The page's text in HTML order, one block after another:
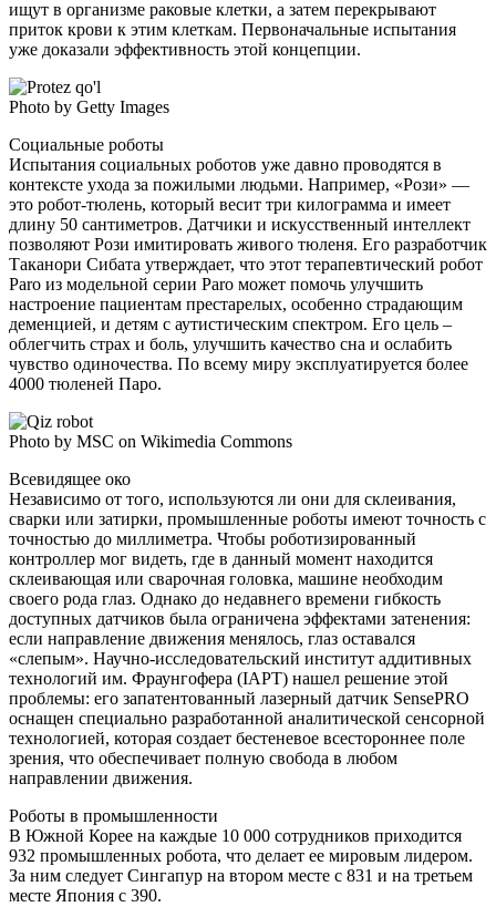
ищут в организме раковые клетки, а затем перекрывают
приток крови к этим клеткам. Первоначальные испытания
уже доказали эффективность этой концепции.
Photo by Getty Images
Социальные роботы
Испытания социальных роботов уже давно проводятся в
контексте ухода за пожилыми людьми. Например, «Рози» —
это робот-тюлень, который весит три килограмма и имеет
длину 50 сантиметров. Датчики и искусственный интеллект
позволяют Рози имитировать живого тюленя. Его разработчик
Таканори Сибата утверждает, что этот терапевтический робот
Paro из модельной серии Paro может помочь улучшить
настроение пациентам престарелых, особенно страдающим
деменцией, и детям с аутистическим спектром. Его цель –
облегчить страх и боль, улучшить качество сна и ослабить
чувство одиночества. По всему миру эксплуатируется более
4000 тюленей Паро.
Photo by MSC on Wikimedia Commons
Всевидящее око
Независимо от того, используются ли они для склеивания,
сварки или затирки, промышленные роботы имеют точность с
точностью до миллиметра. Чтобы роботизированный
контроллер мог видеть, где в данный момент находится
склеивающая или сварочная головка, машине необходим
своего рода глаз. Однако до недавнего времени гибкость
доступных датчиков была ограничена эффектами затенения:
если направление движения менялось, глаз оставался
«слепым». Научно-исследовательский институт аддитивных
технологий им. Фраунгофера (IAPT) нашел решение этой
проблемы: его запатентованный лазерный датчик SensePRO
оснащен специально разработанной аналитической сенсорной
технологией, которая создает бестеневое всестороннее поле
зрения, что обеспечивает полную свобода в любом
направлении движения.
Роботы в промышленности
В Южной Корее на каждые 10 000 сотрудников приходится
932 промышленных робота, что делает ее мировым лидером.
За ним следует Сингапур на втором месте с 831 и на третьем
месте Япония с 390.